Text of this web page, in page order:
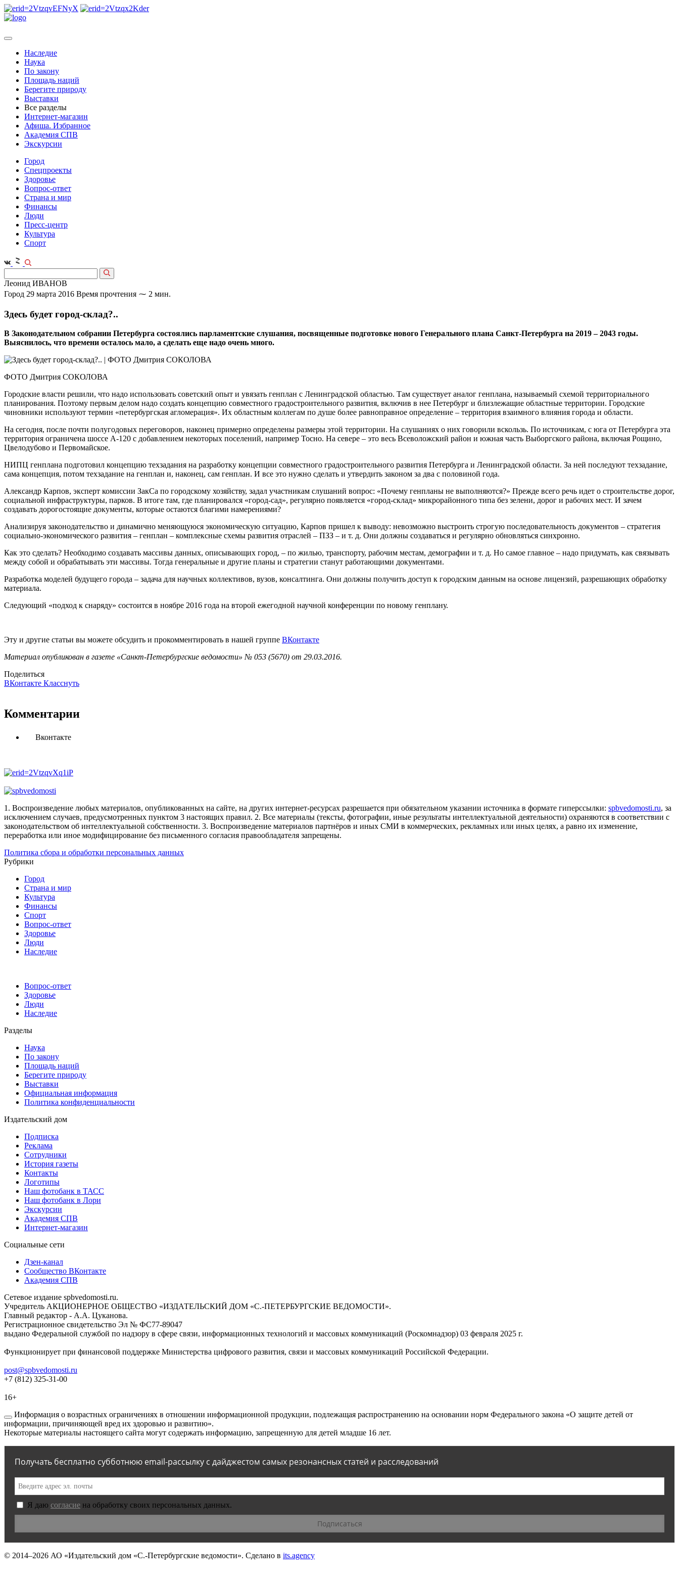
Наследие
Наука
По закону
Площадь наций
Берегите природу
Выставки
Все разделы
Интернет-магазин
Афиша. Избранное
Академия СПВ
Экскурсии
Город
Спецпроекты
Здоровье
Вопрос-ответ
Страна и мир
Финансы
Люди
Пресс-центр
Культура
Спорт
Леонид ИВАНОВ
Город 29 марта 2016 Время прочтения ⁓ 2 мин.
Здесь будет город-склад?..
В Законодательном собрании Петербурга состоялись парламентские слушания, посвященные подготовке нового Генерального плана Санкт-Петербурга на 2019 – 2043 годы.
Выяснилось, что времени осталось мало, а сделать еще надо очень много.
ФОТО Дмитрия СОКОЛОВА
Городские власти решили, что надо использовать советский опыт и увязать генплан с Ленинградской областью. Там существует аналог генплана, называемый схемой территориального
планирования. Поэтому первым делом надо создать концепцию совместного градостроительного развития, включив в нее Петербург и близлежащие областные территории. Городские
чиновники используют термин «петербургская агломерация». Их областным коллегам по душе более равноправное определение – территория взаимного влияния города и области.
На сегодня, после почти полугодовых переговоров, наконец примерно определены размеры этой территории. На слушаниях о них говорили вскользь. По источникам, с юга от Петербурга эта
территория ограничена шоссе А-120 с добавлением некоторых поселений, например Тосно. На севере – это весь Всеволожский район и южная часть Выборгского района, включая Рощино,
Цвелодубово и Первомайское.
НИПЦ генплана подготовил концепцию техзадания на разработку концепции совместного градостроительного развития Петербурга и Ленинградской области. За ней последуют техзадание,
сама концепция, потом техзадание на генплан и, наконец, сам генплан. И все это нужно сделать и утвердить законом за два с половиной года.
Александр Карпов, эксперт комиссии ЗакСа по городскому хозяйству, задал участникам слушаний вопрос: «Почему генпланы не выполняются?» Прежде всего речь идет о строительстве дорог,
социальной инфраструктуры, парков. В итоге там, где планировался «город-сад», регулярно появляется «город-склад» микрорайонного типа без зелени, дорог и рабочих мест. И зачем
создавать дорогостоящие документы, которые остаются благими намерениями?
Анализируя законодательство и динамично меняющуюся экономическую ситуацию, Карпов пришел к выводу: невозможно выстроить строгую последовательность документов – стратегия
социально-экономического развития – генплан – комплексные схемы развития отраслей – ПЗЗ – и т. д. Они должны создаваться и регулярно обновляться синхронно.
Как это сделать? Необходимо создавать массивы данных, описывающих город, – по жилью, транспорту, рабочим местам, демографии и т. д. Но самое главное – надо придумать, как связывать
между собой и обрабатывать эти массивы. Тогда генеральные и другие планы и стратегии станут работающими документами.
Разработка моделей будущего города – задача для научных коллективов, вузов, консалтинга. Они должны получить доступ к городским данным на основе лицензий, разрешающих обработку
материала.
Следующий «подход к снаряду» состоится в ноябре 2016 года на второй ежегодной научной конференции по новому генплану.
Эту и другие статьи вы можете обсудить и прокомментировать в нашей группе ВКонтакте
Материал опубликован в газете «Санкт-Петербургские ведомости» № 053 (5670) от 29.03.2016.
Поделиться
ВКонтакте Класснуть
Комментарии
Вконтакте
1. Воспроизведение любых материалов, опубликованных на сайте, на других интернет-ресурсах разрешается при обязательном указании источника в формате гиперссылки: spbvedomosti.ru, за
исключением случаев, предусмотренных пунктом 3 настоящих правил. 2. Все материалы (тексты, фотографии, иные результаты интеллектуальной деятельности) охраняются в соответствии с
законодательством об интеллектуальной собственности. 3. Воспроизведение материалов партнёров и иных СМИ в коммерческих, рекламных или иных целях, а равно их изменение,
переработка или иное модифицирование без письменного согласия правообладателя запрещены.
Политика сбора и обработки персональных данных
Рубрики
Город
Страна и мир
Культура
Финансы
Спорт
Вопрос-ответ
Здоровье
Люди
Наследие
Вопрос-ответ
Здоровье
Люди
Наследие
Разделы
Наука
По закону
Площадь наций
Берегите природу
Выставки
Официальная информация
Политика конфиденциальности
Издательский дом
Подписка
Реклама
Сотрудники
История газеты
Контакты
Логотипы
Наш фотобанк в ТАСС
Наш фотобанк в Лори
Экскурсии
Академия СПВ
Интернет-магазин
Социальные сети
Дзен-канал
Сообщество ВКонтакте
Академия СПВ
Сетевое издание spbvedomosti.ru.
Учредитель АКЦИОНЕРНОЕ ОБЩЕСТВО «ИЗДАТЕЛЬСКИЙ ДОМ «С.-ПЕТЕРБУРГСКИЕ ВЕДОМОСТИ».
Главный редактор - А.А. Цуканова.
Регистрационное свидетельство Эл № ФС77-89047
выдано Федеральной службой по надзору в сфере связи, информационных технологий и массовых коммуникаций (Роскомнадзор) 03 февраля 2025 г.
Функционирует при финансовой поддержке Министерства цифрового развития, связи и массовых коммуникаций Российской Федерации.
post@spbvedomosti.ru
+7 (812) 325-31-00
16+
Информация о возрастных ограничениях в отношении информационной продукции, подлежащая распространению на основании норм Федерального закона «О защите детей от
информации, причиняющей вред их здоровью и развитию».
Некоторые материалы настоящего сайта могут содержать информацию, запрещенную для детей младше 16 лет.
Получать бесплатно субботнюю email-рассылку с дайджестом самых резонансных статей и расследований
Я даю согласие на обработку своих персональных данных.
© 2014–2026 АО «Издательский дом «С.-Петербургские ведомости». Сделано в its.agency